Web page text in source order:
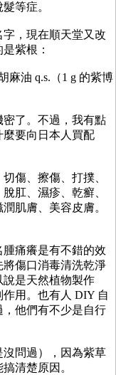
等症。
，現在順天堂又改
紫根：
麻油 q.s.（1 g 的紫博
了。不過，我有點
要向日本人買配
傷、擦傷、打撲、
肛、濕疹、乾癬、
肌膚、美容皮膚。
痛癢是有不錯的效
傷口消毒清洗乾淨
是天然植物製作
用。也有人 DIY 自
他們有不少是自行
問過），因為紫草
清楚原因。